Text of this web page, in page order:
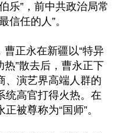
乐”，前中共政治局常
信任的人”。
曹正永在新疆以“特异
热”散去后，曹永正下
、演艺界高端人群的
统高官打得火热。在
被尊称为“国师”。